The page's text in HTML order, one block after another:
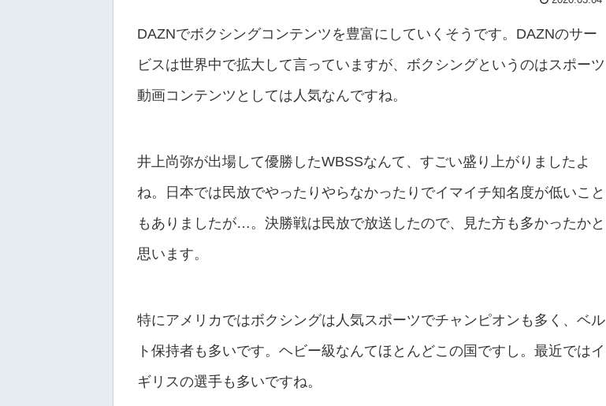
DAZNでボクシングコンテンツを豊富にしていくそうです。DAZNのサー
ビスは世界中で拡大して言っていますが、ボクシングというのはスポーツ
動画コンテンツとしては人気なんですね。
井上尚弥が出場して優勝したWBSSなんて、すごい盛り上がりましたよ
ね。日本では民放でやったりやらなかったりでイマイチ知名度が低いこと
もありましたが…。決勝戦は民放で放送したので、見た方も多かったかと
思います。
特にアメリカではボクシングは人気スポーツでチャンピオンも多く、ベル
ト保持者も多いです。ヘビー級なんてほとんどこの国ですし。最近ではイ
ギリスの選手も多いですね。